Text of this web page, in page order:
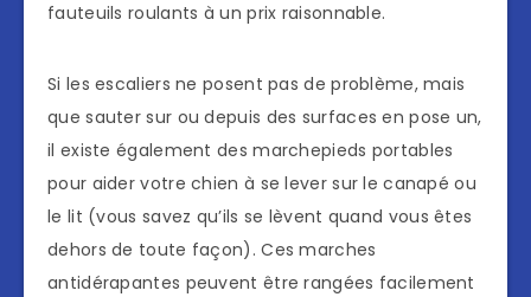
fauteuils roulants à un prix raisonnable.
Si les escaliers ne posent pas de problème, mais
que sauter sur ou depuis des surfaces en pose un,
il existe également des marchepieds portables
pour aider votre chien à se lever sur le canapé ou
le lit (vous savez qu’ils se lèvent quand vous êtes
dehors de toute façon). Ces marches
antidérapantes peuvent être rangées facilement